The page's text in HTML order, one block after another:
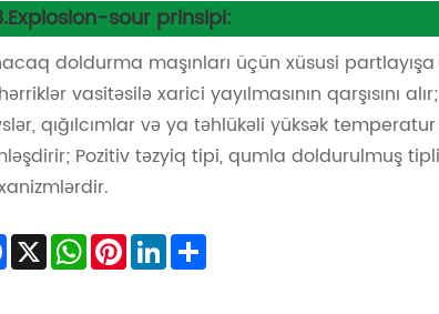
sour prinsipi:
doldurma maşınları üçün xüsusi
vasitəsilə xarici yayılmasının qarşısını
qığılcımlar və ya təhlükəli yüksək
Pozitiv təzyiq tipi, qumla doldurulmuş
Facebook
X WhatsApp
PinterestLinkedIn